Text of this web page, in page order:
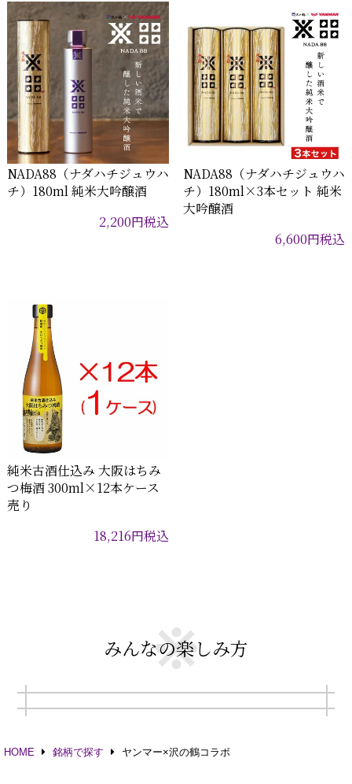
NADA88（ナダハチジュウハ
チ）180ml 純米大吟醸酒
2,200円税込
NADA88（ナダハチジュウハ
チ）180ml×3本セット 純米
大吟醸酒
6,600円税込
純米古酒仕込み 大阪はちみ
つ梅酒 300ml×12本ケース
売り
18,216円税込
みんなの楽しみ方
HOME 銘柄で探す ヤンマー×沢の鶴コラボ